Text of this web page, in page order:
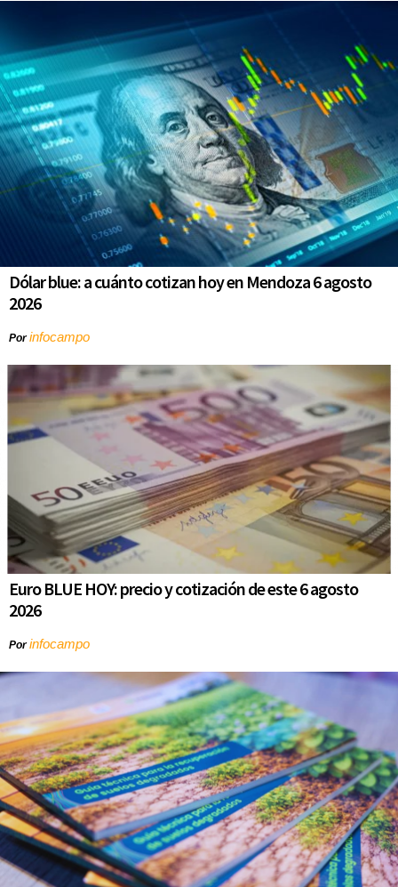
Dólar blue: a cuánto cotizan hoy en Mendoza 6 agosto
2026
Porinfocampo
Euro BLUE HOY: precio y cotización de este 6 agosto
2026
Porinfocampo